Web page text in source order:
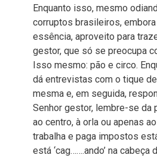
Enquanto isso, mesmo
corruptos brasileiros,
essência, aproveito para
gestor, que só se preocupa
Isso mesmo: pão e circo.
dá entrevistas com o tique
mesma e, em seguida,
Senhor gestor, lembre-se da
ao centro, à orla ou apenas
trabalha e paga impostos
está ‘cag…….ando’ na cabeça